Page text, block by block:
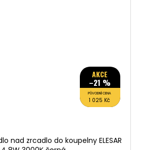
AKCE
–21 %
PŮVODNÍ CENA
1 025 Kč
nad zrcadlo do koupelny ELESAR